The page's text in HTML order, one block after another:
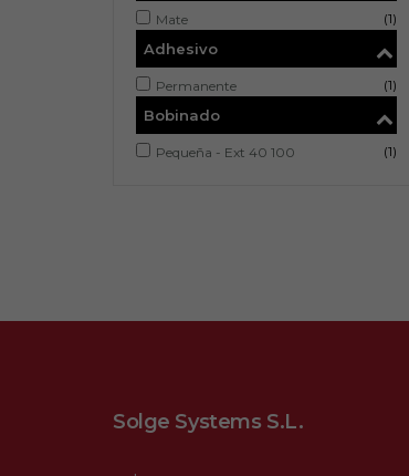
Mate (1)
Adhesivo
Permanente (1)
Bobinado
Pequeña - Ext 40 100 (1)
Solge Systems S.L.